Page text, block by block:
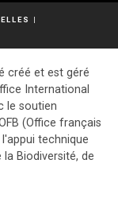
|
créé et est géré
International
le soutien
(Office français
technique
Biodiversité, de